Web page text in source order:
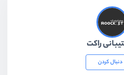
راکت
دنبال کردن